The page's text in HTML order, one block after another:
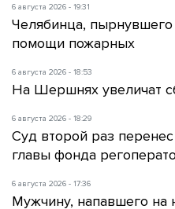
6 августа 2026 - 19:31
Челябинца,
помощи пожарных
6 августа 2026 - 18:53
На Шершнях увеличат
6 августа 2026 - 18:29
Суд второй раз
главы фонда
6 августа 2026 - 17:36
Мужчину, напавшего на